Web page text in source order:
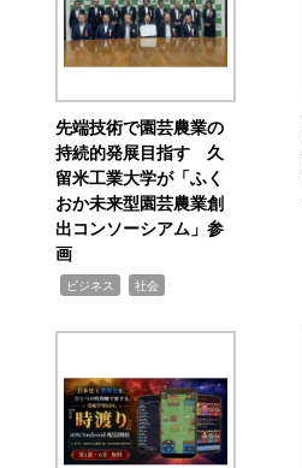
先端技術で園芸農業の
持続的発展目指す 久
留米工業大学が「ふく
おか未来型園芸農業創
出コンソーシアム」参
画
ビジネス 社会